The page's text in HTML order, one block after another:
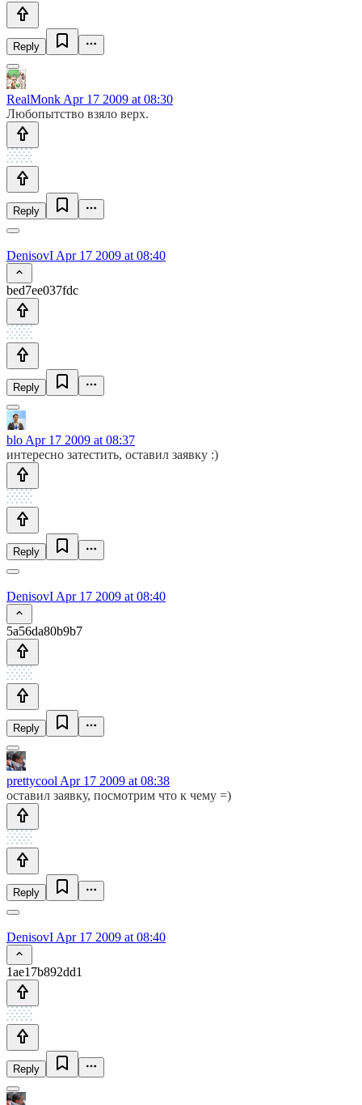
Reply
RealMonk Apr 17 2009 at 08:30
Любопытство взяло верх.
Reply
DenisovI Apr 17 2009 at 08:40
bed7ee037fdc
Reply
blo Apr 17 2009 at 08:37
интересно затестить, оставил заявку :)
Reply
DenisovI Apr 17 2009 at 08:40
5a56da80b9b7
Reply
prettycool Apr 17 2009 at 08:38
оставил заявку, посмотрим что к чему =)
Reply
DenisovI Apr 17 2009 at 08:40
1ae17b892dd1
Reply